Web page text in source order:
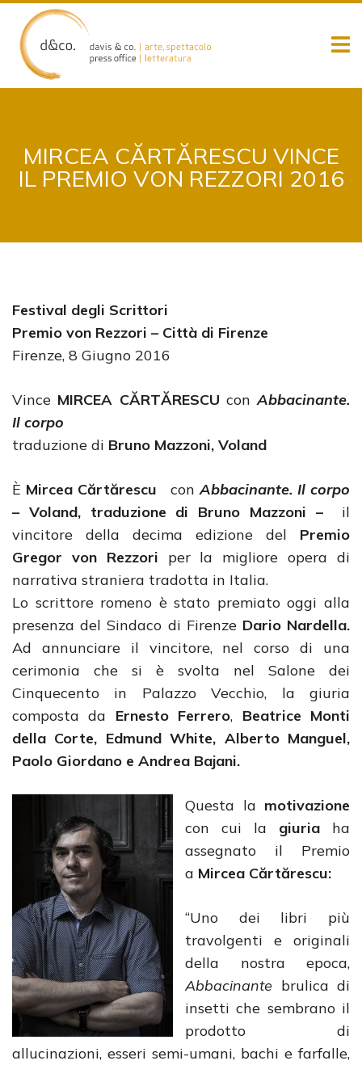
content
MIRCEA CĂRTĂRESCU VINCE
IL PREMIO VON REZZORI 2016
Festival degli Scrittori
Premio von Rezzori – Città di Firenze
Firenze, 8 Giugno 2016
Vince MIRCEA CĂRTĂRESCU conAbbacinante.
Il corpo
traduzione di Bruno Mazzoni, Voland
È Mircea Cărtărescu conAbbacinante. Il corpo
– Voland, traduzione di Bruno Mazzoni – il
vincitore della decima edizione del Premio
Gregor von Rezzori per la migliore opera di
narrativa straniera tradotta in Italia.
Lo scrittore romeno è stato premiato oggi alla
presenza del Sindaco di Firenze Dario Nardella.
Ad annunciare il vincitore, nel corso di una
cerimonia che si è svolta nel Salone dei
Cinquecento in Palazzo Vecchio, la giuria
composta da Ernesto Ferrero, Beatrice Monti
della Corte, Edmund White, Alberto Manguel,
Paolo Giordano e Andrea Bajani.
Questa la motivazione
con cui la giuria ha
assegnato il Premio
a Mircea Cărtărescu:
“Uno dei libri più
travolgenti e originali
della nostra epoca,
Abbacinante brulica di
insetti che sembrano il
prodotto di
allucinazioni, esseri semi-umani, bachi e farfalle,